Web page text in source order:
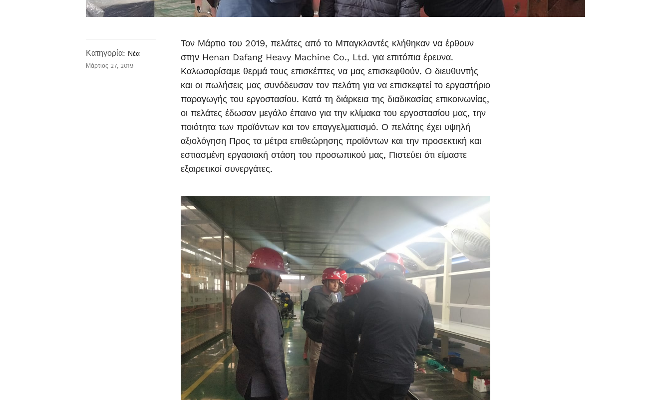
Κατηγορία: Νέα
Μάρτιος 27, 2019
Τον Μάρτιο του 2019, πελάτες από το Μπαγκλαντές κλήθηκαν να έρθουν
στην Henan Dafang Heavy Machine Co., Ltd. για επιτόπια έρευνα.
Καλωσορίσαμε θερμά τους επισκέπτες να μας επισκεφθούν. Ο διευθυντής
και οι πωλήσεις μας συνόδευσαν τον πελάτη για να επισκεφτεί το εργαστήριο
παραγωγής του εργοστασίου. Κατά τη διάρκεια της διαδικασίας επικοινωνίας,
οι πελάτες έδωσαν μεγάλο έπαινο για την κλίμακα του εργοστασίου μας, την
ποιότητα των προϊόντων και τον επαγγελματισμό. Ο πελάτης έχει υψηλή
αξιολόγηση Προς τα μέτρα επιθεώρησης προϊόντων και την προσεκτική και
εστιασμένη εργασιακή στάση του προσωπικού μας, Πιστεύει ότι είμαστε
εξαιρετικοί συνεργάτες.